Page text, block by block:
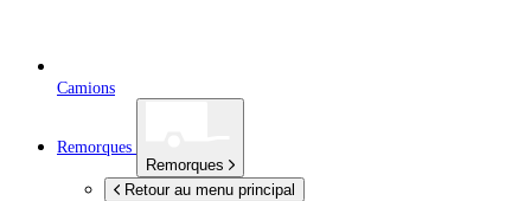
Camions
Remorques
Remorques
Retour au menu principal